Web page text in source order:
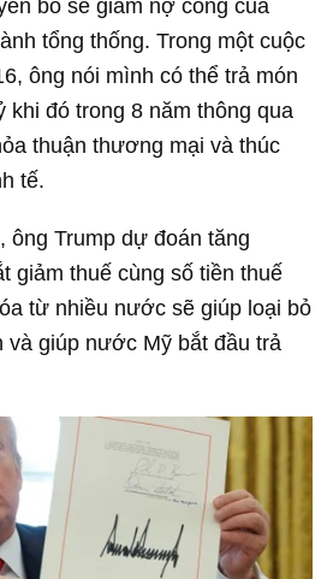
bố sẽ giảm nợ công của
tổng thống. Trong một cuộc
ông nói mình có thể trả món
khi đó trong 8 năm thông qua
thuận thương mại và thúc
tế.
ông Trump dự đoán tăng
giảm thuế cùng số tiền thuế
từ nhiều nước sẽ giúp loại bỏ
và giúp nước Mỹ bắt đầu trả